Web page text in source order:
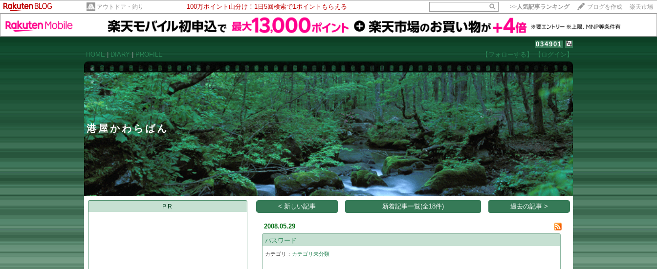
アウトドア・釣り 100万ポイント山分け！1日5回検索で1ポイントもらえる >>人気記事ランキング ブログを作成 楽天市場
034901
HOME
DIARY PROFILE 【フォローする】 【ログイン】
港屋かわらばん
10秒滞在
いいね!
PR < 新しい記事 新着記事一覧(全18件) 過去の記事 >
2008.05.29
パスワード
カテゴリ： カテゴリ未分類